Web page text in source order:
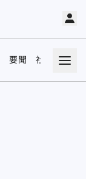
要聞 社會 娛樂